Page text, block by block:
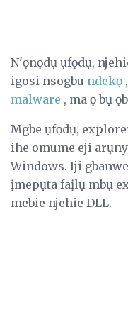
N'ọnọdụ ụfọdụ,
igosi nsogbu ndekọ
malware , ma ọ bụ
Mgbe ụfọdụ,
ihe omume eji
Windows. Iji
ịmepụta faịlụ mbụ
mebie njehie DLL.